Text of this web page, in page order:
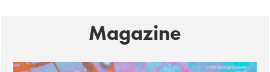
Magazine